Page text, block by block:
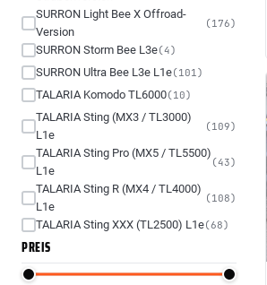
SURRON Light Bee X Offroad-
Version
(176)
SURRON Storm Bee L3e(4)
SURRON Ultra Bee L3e L1e(101)
TALARIA Komodo TL6000(10)
TALARIA Sting (MX3 / TL3000)
L1e
(109)
TALARIA Sting Pro (MX5 / TL5500)
L1e
(43)
TALARIA Sting R (MX4 / TL4000)
L1e
(108)
TALARIA Sting XXX (TL2500) L1e(68)
PREIS